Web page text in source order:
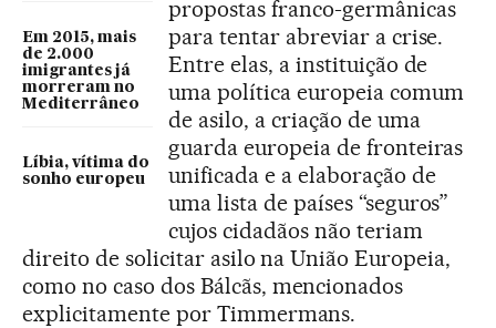
Em 2015, mais
de 2.000
imigrantes já
morreram no
Mediterrâneo
Líbia, vítima do
sonho europeu
propostas franco-germânicas
para tentar abreviar a crise.
Entre elas, a instituição de
uma política europeia comum
de asilo, a criação de uma
guarda europeia de fronteiras
unificada e a elaboração de
uma lista de países “seguros”
cujos cidadãos não teriam
direito de solicitar asilo na União Europeia,
como no caso dos Bálcãs, mencionados
explicitamente por Timmermans.